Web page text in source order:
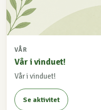
VÅR
Vår i vinduet!
Vår i vinduet!
Se aktivitet